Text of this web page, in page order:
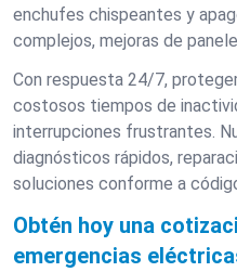
enchufes chispeantes y
complejos, mejoras de
Con respuesta 24/7,
costosos tiempos de
interrupciones frustrantes.
diagnósticos rápidos,
soluciones conforme a
Obtén hoy una
emergencias